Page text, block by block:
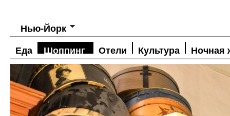
Нью-Йорк
Еда Шоппинг Отели Культура Ночная